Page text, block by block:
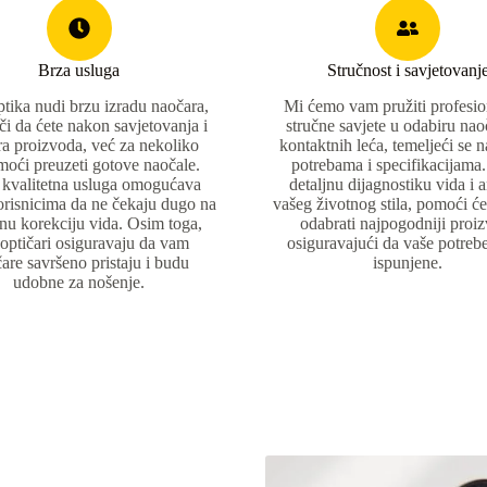
Brza usluga
nudi brzu izradu naočara,
da ćete nakon savjetovanja i
proizvoda, već za nekoliko
preuzeti gotove naočale.
usluga omogućava
da ne čekaju dugo na
korekciju vida. Osim toga,
osiguravaju da vam
savršeno pristaju i budu
udobne za nošenje.
Stručnost i
Mi ćemo vam pružiti
stručne savjete u odabiru
kontaktnih leća, temeljeći se
potrebama i
detaljnu dijagnostiku vida i
vašeg životnog stila, pomoći
odabrati najpogodniji
osiguravajući da vaše
ispunjene.